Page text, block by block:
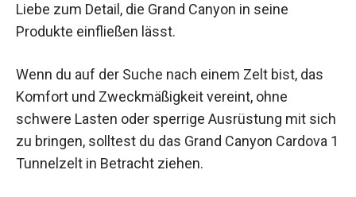
Liebe zum Detail, die Grand Canyon in seine
Produkte einfließen lässt.
Wenn du auf der Suche nach einem Zelt bist, das
Komfort und Zweckmäßigkeit vereint, ohne
schwere Lasten oder sperrige Ausrüstung mit sich
zu bringen, solltest du das Grand Canyon Cardova 1
Tunnelzelt in Betracht ziehen.